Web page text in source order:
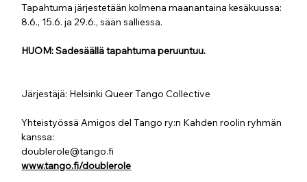
Tapahtuma järjestetään kolmena maanantaina kesäkuussa:
8.6., 15.6. ja 29.6., sään salliessa.
HUOM: Sadesäällä tapahtuma peruuntuu.
Järjestäjä: Helsinki Queer Tango Collective
Yhteistyössä Amigos del Tango ry:n Kahden roolin ryhmän
kanssa:
doublerole@tango.fi
www.tango.fi/doublerole